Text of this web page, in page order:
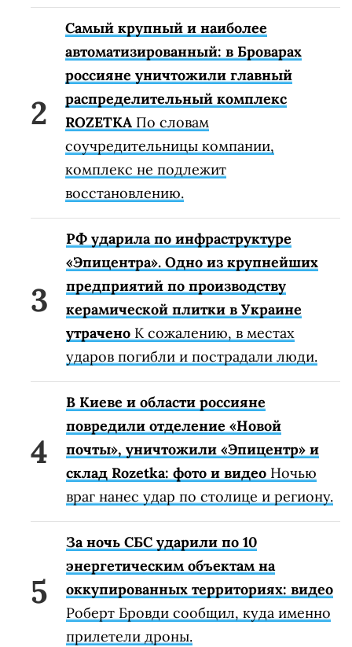
Самый крупный и наиболее
автоматизированный: в Броварах
россияне уничтожили главный
распределительный комплекс
ROZETKA По словам
соучредительницы компании,
комплекс не подлежит
восстановлению.
РФ ударила по инфраструктуре
«Эпицентра». Одно из крупнейших
предприятий по производству
керамической плитки в Украине
утрачено К сожалению, в местах
ударов погибли и пострадали люди.
В Киеве и области россияне
повредили отделение «Новой
почты», уничтожили «Эпицентр» и
склад Rozetka: фото и видео Ночью
враг нанес удар по столице и региону.
За ночь СБС ударили по 10
энергетическим объектам на
оккупированных территориях: видео
Роберт Бровди сообщил, куда именно
прилетели дроны.